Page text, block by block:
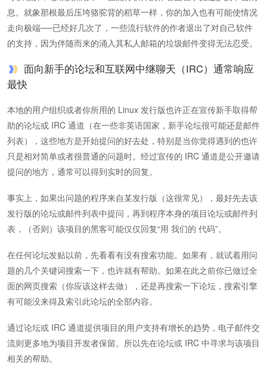
息。就象那根最后压垮骆驼背的稻草一样，你的加入也有可能使情况
走向极端──已经好几次了，一些流行软件的作者退出了对自己软件
的支持，因为伴随而来的涌入其私人邮箱的垃圾邮件变得无法忍受。
面向新手的论坛和互联网中继聊天（IRC）通常响应
最快
本地的用户组织或者你所用的 Linux 发行版也许正在宣传新手取得帮
助的论坛或 IRC 通道（在一些非英语国家，新手论坛很可能还是邮件
列表），这些地方是开始提问的好去处，特别是当你觉得遇到的也许
只是相对简单或者很普通的问题时。经过宣传的 IRC 通道是公开邀请
提问的地方，通常可以得到实时的回复。
事实上，如果出问题的程序来自某发行版（这很常见），最好先去该
发行版的论坛或邮件列表中提问，再到程序本身的项目论坛或邮件列
表，（否则）该项目的黑客可能仅仅回复“用 我们的 代码”。
在任何论坛发贴以前，先看看有没有搜索功能。如果有，就试着用问
题的几个关键词搜索一下，也许就有帮助。如果在此之前你已做过全
面的网页搜索（你应该这样去做），还是再搜索一下论坛，搜索引擎
有可能没来得及索引此论坛的全部内容。
通过论坛或 IRC 通道提供项目的用户支持有增长的趋势，电子邮件交
流则更多地为项目开发者保留。所以先在论坛或 IRC 中寻求与该项目
相关的帮助。